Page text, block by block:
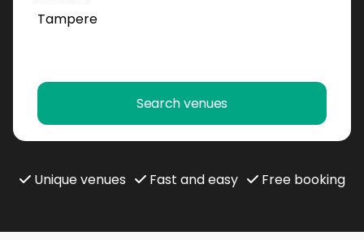
Search venues
Unique venues Fast and easy Free booking